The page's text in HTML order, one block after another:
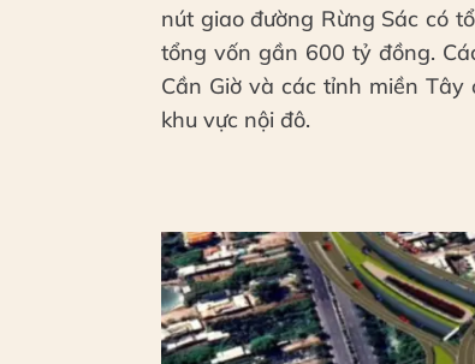
nút giao đường Rừng Sác có
tổng vốn gần 600 tỷ đồng.
Cần Giờ và các tỉnh miền
khu vực nội đô.